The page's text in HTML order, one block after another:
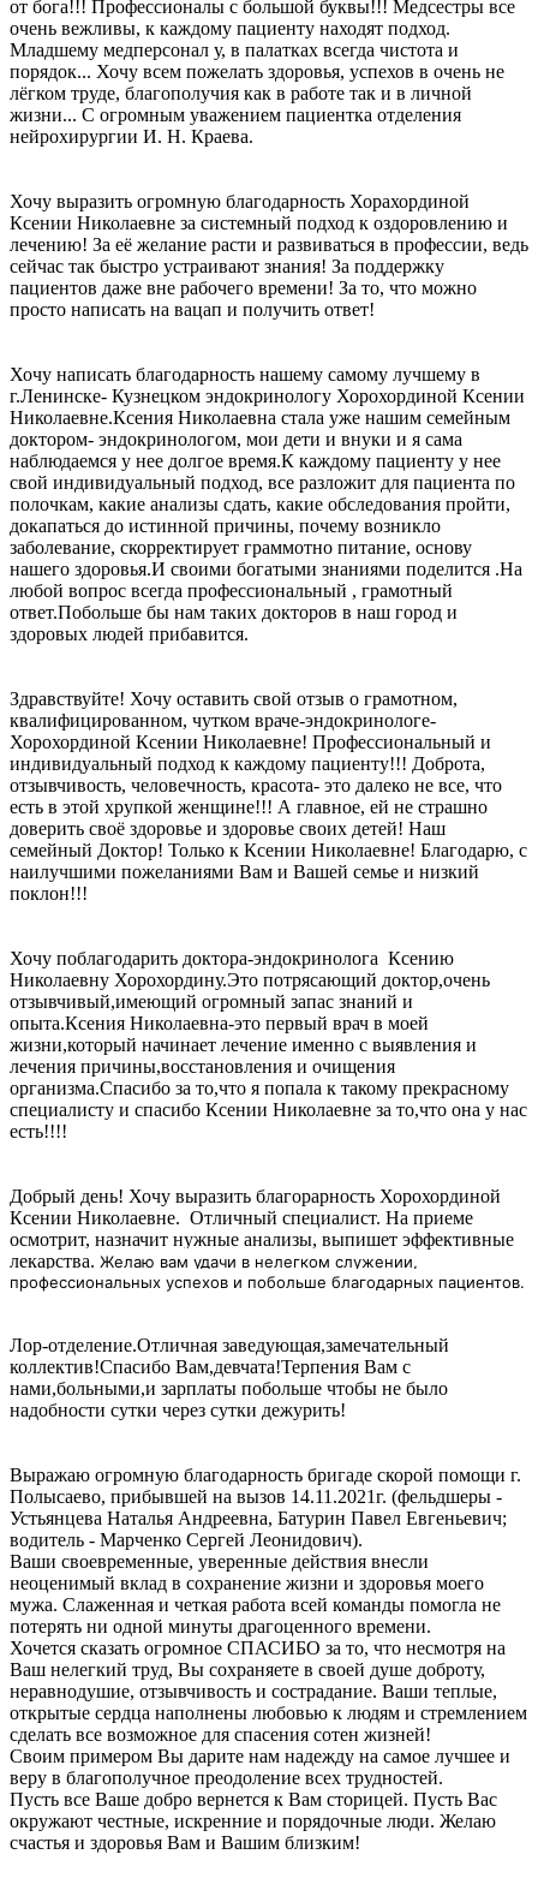
от бога!!! Профессионалы с большой буквы!!! Медсестры все
очень вежливы, к каждому пациенту находят подход.
Младшему медперсонал у, в палатках всегда чистота и
порядок... Хочу всем пожелать здоровья, успехов в очень не
лёгком труде, благополучия как в работе так и в личной
жизни... С огромным уважением пациентка отделения
нейрохирургии И. Н. Краева.
Хочу выразить огромную благодарность Хорахординой
Ксении Николаевне за системный подход к оздоровлению и
лечению! За её желание расти и развиваться в профессии, ведь
сейчас так быстро устраивают знания! За поддержку
пациентов даже вне рабочего времени! За то, что можно
просто написать на вацап и получить ответ!
Хочу написать благодарность нашему самому лучшему в
г.Ленинске- Кузнецком эндокринологу Хорохординой Ксении
Николаевне.Ксения Николаевна стала уже нашим семейным
доктором- эндокринологом, мои дети и внуки и я сама
наблюдаемся у нее долгое время.К каждому пациенту у нее
свой индивидуальный подход, все разложит для пациента по
полочкам, какие анализы сдать, какие обследования пройти,
докапаться до истинной причины, почему возникло
заболевание, скорректирует граммотно питание, основу
нашего здоровья.И своими богатыми знаниями поделится .На
любой вопрос всегда профессиональный , грамотный
ответ.Побольше бы нам таких докторов в наш город и
здоровых людей прибавится.
Здравствуйте! Хочу оставить свой отзыв о грамотном,
квалифицированном, чутком враче-эндокринологе-
Хорохординой Ксении Николаевне! Профессиональный и
индивидуальный подход к каждому пациенту!!! Доброта,
отзывчивость, человечность, красота- это далеко не все, что
есть в этой хрупкой женщине!!! А главное, ей не страшно
доверить своё здоровье и здоровье своих детей! Наш
семейный Доктор! Только к Ксении Николаевне! Благодарю, с
наилучшими пожеланиями Вам и Вашей семье и низкий
поклон!!!
Хочу поблагодарить доктора-эндокринолога Ксению
Николаевну Хорохордину.Это потрясающий доктор,очень
отзывчивый,имеющий огромный запас знаний и
опыта.Ксения Николаевна-это первый врач в моей
жизни,который начинает лечение именно с выявления и
лечения причины,восстановления и очищения
организма.Спасибо за то,что я попала к такому прекрасному
специалисту и спасибо Ксении Николаевне за то,что она у нас
есть!!!!
Добрый день! Хочу выразить благорарность Хорохординой
Ксении Николаевне. Отличный специалист. На приеме
осмотрит, назначит нужные анализы, выпишет эффективные
лекарства. Желаю вам удачи в нелегком служении,
профессиональных успехов и побольше благодарных пациентов.
Лор-отделение.Отличная заведующая,замечательный
коллектив!Спасибо Вам,девчата!Терпения Вам с
нами,больными,и зарплаты побольше чтобы не было
надобности сутки через сутки дежурить!
Выражаю огромную благодарность бригаде скорой помощи г.
Полысаево, прибывшей на вызов 14.11.2021г. (фельдшеры -
Устьянцева Наталья Андреевна, Батурин Павел Евгеньевич;
водитель - Марченко Сергей Леонидович).
Ваши своевременные, уверенные действия внесли
неоценимый вклад в сохранение жизни и здоровья моего
мужа. Слаженная и четкая работа всей команды помогла не
потерять ни одной минуты драгоценного времени.
Хочется сказать огромное СПАСИБО за то, что несмотря на
Ваш нелегкий труд, Вы сохраняете в своей душе доброту,
неравнодушие, отзывчивость и сострадание. Ваши теплые,
открытые сердца наполнены любовью к людям и стремлением
сделать все возможное для спасения сотен жизней!
Своим примером Вы дарите нам надежду на самое лучшее и
веру в благополучное преодоление всех трудностей.
Пусть все Ваше добро вернется к Вам сторицей. Пусть Вас
окружают честные, искренние и порядочные люди. Желаю
счастья и здоровья Вам и Вашим близким!